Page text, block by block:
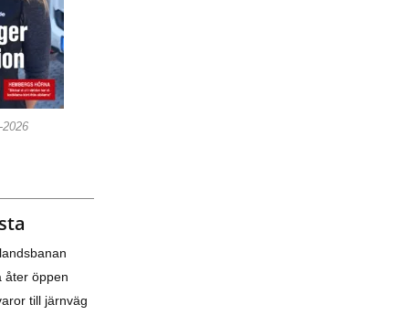
åter öppen
till järnväg